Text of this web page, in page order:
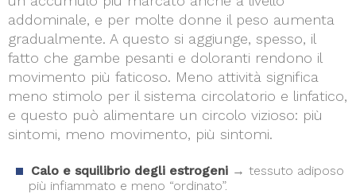
addominale, e per molte donne il peso aumenta
gradualmente. A questo si aggiunge, spesso, il
fatto che gambe pesanti e doloranti rendono il
movimento più faticoso. Meno attività significa
meno stimolo per il sistema circolatorio e linfatico,
e questo può alimentare un circolo vizioso: più
sintomi, meno movimento, più sintomi.
Calo e squilibrio degli estrogeni → tessuto adiposo
più infiammato e meno “ordinato”.